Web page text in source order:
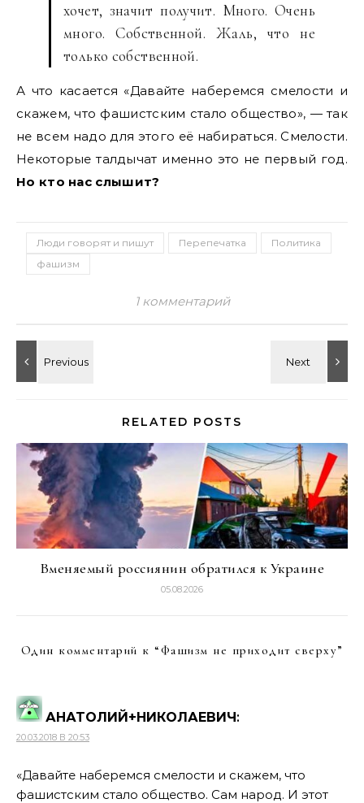
хочет, значит получит. Много. Очень
много. Собственной. Жаль, что не
только собственной.
А что касается «Давайте наберемся смелости и
скажем, что фашистским стало общество», — так
не всем надо для этого её набираться. Смелости.
Некоторые талдычат именно это не первый год.
Но кто нас слышит?
Люди говорят и пишут Перепечатка
Политика
фашизм
1 комментарий
RELATED POSTS
Вменяемый россиянин обратился к Украине
05.08.2026
Один комментарий к “Фашизм не приходит сверху”
АНАТОЛИЙ+НИКОЛАЕВИЧ:
20.03.2018 В 20:53
«Давайте наберемся смелости и скажем, что
фашистским стало общество. Сам народ. И этот